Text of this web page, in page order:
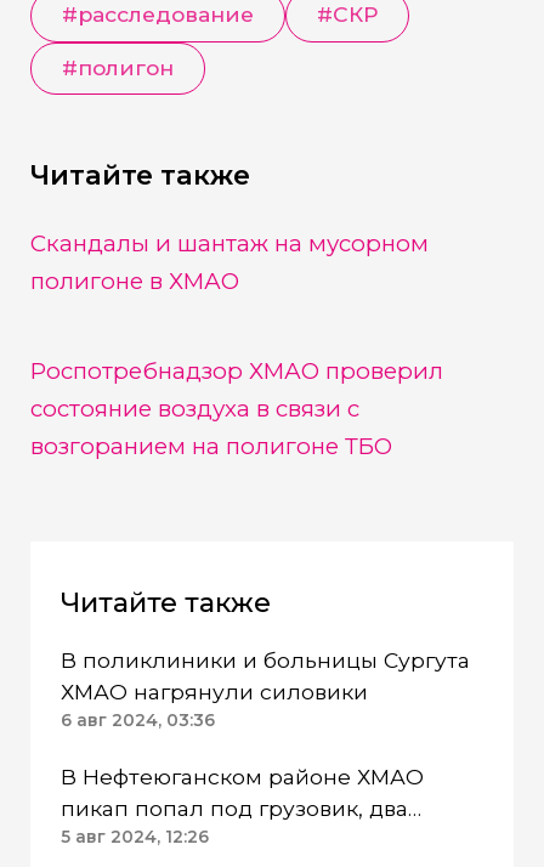
#расследование #СКР
#полигон
Читайте также
Скандалы и шантаж на мусорном
полигоне в ХМАО
Роспотребнадзор ХМАО проверил
состояние воздуха в связи с
возгоранием на полигоне ТБО
Читайте также
В поликлиники и больницы Сургута
ХМАО нагрянули силовики
6 авг 2024, 03:36
В Нефтеюганском районе ХМАО
пикап попал под грузовик, два
человека погибли
5 авг 2024, 12:26